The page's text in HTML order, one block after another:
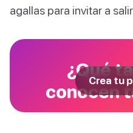
agallas para invitar a
¿Qué
conocen
Crea tu